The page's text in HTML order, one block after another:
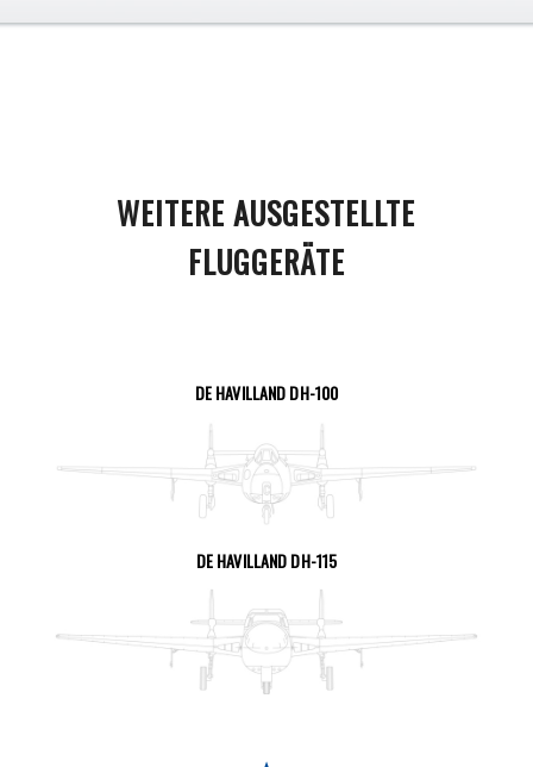
WEITERE AUSGESTELLTE
FLUGGERÄTE
DE HAVILLAND DH-100
DE HAVILLAND DH-115